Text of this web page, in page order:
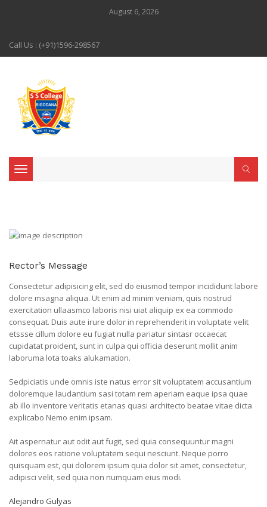
August 6, 2026
Call Us : (+91)1596-298567
Toggle navigation
Rector’s Message
Consectetur adipisicing elit, sed do eiusmod tempor incididunt labore
dolore msagna aliqua. Ut enim ad minim veniam, quis nostrud
exercitation ullaasmco laboris nisi uiat aliquip ex ea commodo
consequat. Duis aute irure dolor in reprehenderit in voluptate velit
etssse cillum dolore eu fugiat nulla pariatur sintasr occaecat
cupidatat proident, sunt in culpa qui officia deserunt mollit anim
laboruma lota toaks alukamation.
Sedpiciatis unde omnis iste natus error sit voluptatem accusantium
doloremque laudantium sasi totam rem aperiam eaque ipsa quae
ab illo inventore veritatis etanas quasi architecto beatae vitae dicta
explicabo Nemo enim ipsam.
Ait aspernatur aut odit aut fugit, sed quia consequuntur magni
dolores eos ratione voluptatem sequi nesciunt. Neque porro
quisquam est, qui dolorem ipsum quia dolor sit amet, consectetur,
adipisci velit, sed quia non numquam eius modi.
Alejandro Gulyas